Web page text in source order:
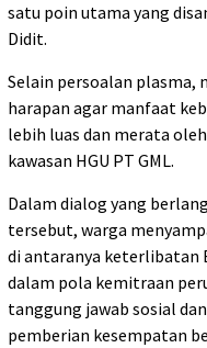
satu poin utama yang
Didit.
Selain persoalan plasma,
harapan agar manfaat
lebih luas dan merata
kawasan HGU PT GML.
Dalam dialog yang
tersebut, warga
di antaranya keterlibatan
dalam pola kemitraan
tanggung jawab sosial
pemberian kesempatan